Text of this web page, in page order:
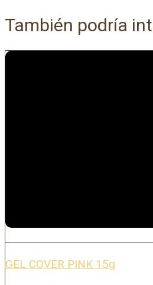
También podría
GEL COVER PINK 15g